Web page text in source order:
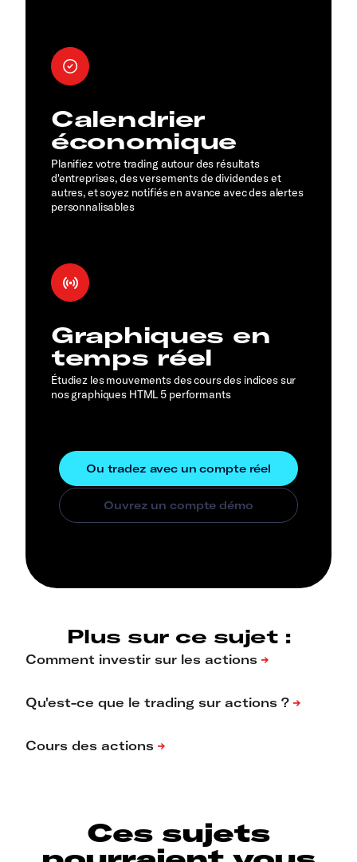
Calendrier
économique
Planifiez votre trading autour des résultats
d'entreprises, des versements de dividendes et
autres, et soyez notifiés en avance avec des alertes
personnalisables
Graphiques en
temps réel
Étudiez les mouvements des cours des indices sur
nos graphiques HTML 5 performants
Plus sur ce sujet :
Ces sujets